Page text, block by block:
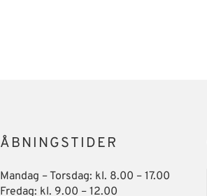
ÅBNINGSTIDER
Mandag – Torsdag: kl. 8.00 – 17.00
Fredag: kl. 9.00 – 12.00